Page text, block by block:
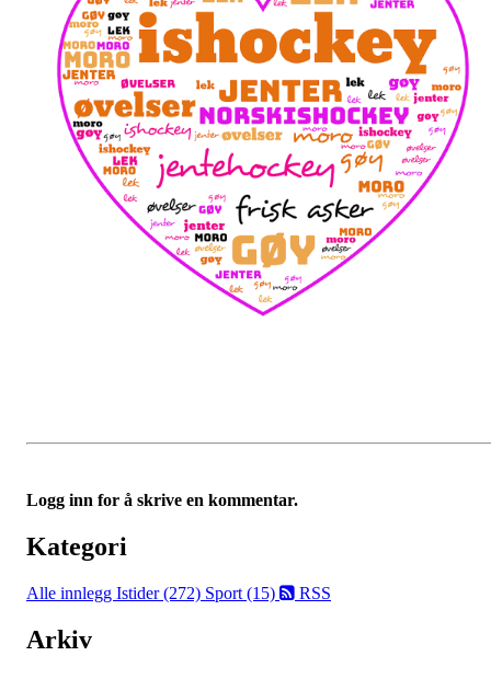
Logg inn for å skrive en kommentar.
Kategori
Alle innlegg Istider (272) Sport (15) RSS
Arkiv